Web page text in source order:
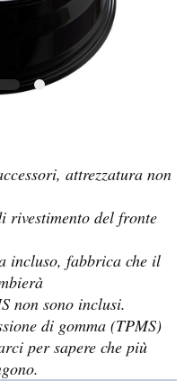
attrezzatura non
rivestimento del fronte
incluso, fabbrica che il
non sono inclusi.
di gomma (TPMS)
per sapere che più